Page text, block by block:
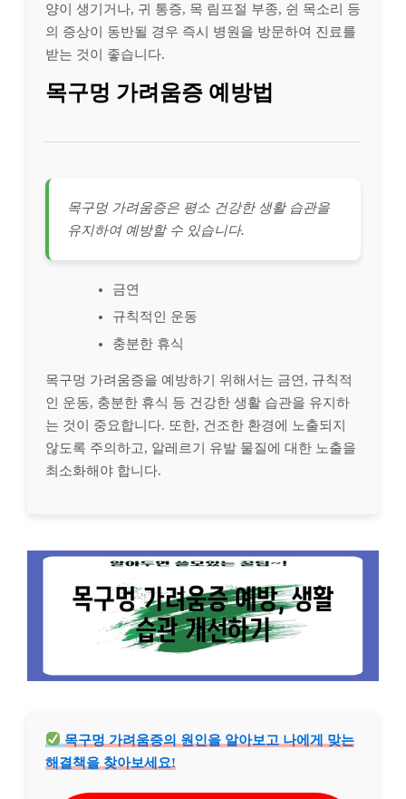
양이 생기거나, 귀 통증, 목 림프절 부종, 쉰 목소리 등
의 증상이 동반될 경우 즉시 병원을 방문하여 진료를
받는 것이 좋습니다.
목구멍 가려움증 예방법
목구멍 가려움증은 평소 건강한 생활 습관을
유지하여 예방할 수 있습니다.
금연
규칙적인 운동
충분한 휴식
목구멍 가려움증을 예방하기 위해서는 금연, 규칙적
인 운동, 충분한 휴식 등 건강한 생활 습관을 유지하
는 것이 중요합니다. 또한, 건조한 환경에 노출되지
않도록 주의하고, 알레르기 유발 물질에 대한 노출을
최소화해야 합니다.
목구멍 가려움증의 원인을 알아보고 나에게 맞는
해결책을 찾아보세요!